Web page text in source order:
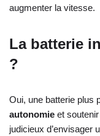
augmenter la vitesse.
La batterie
?
Oui, une batterie plus
autonomie et
judicieux d’envisager